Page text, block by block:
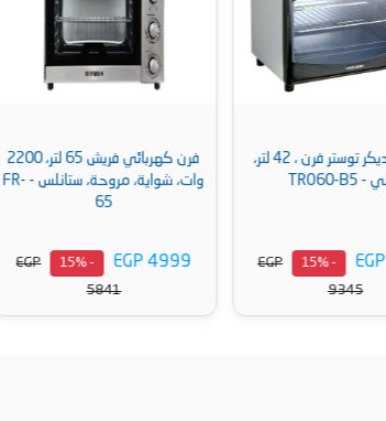
فرن كهربائي فريش 65 لتر، 2200
وات، شواية، مروحة، ستانلس - FR-
EGP 4999
EGP
EGP 8499